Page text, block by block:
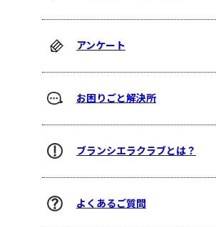
アンケート
お困りごと解決所
ブランシエラクラブとは？
よくあるご質問